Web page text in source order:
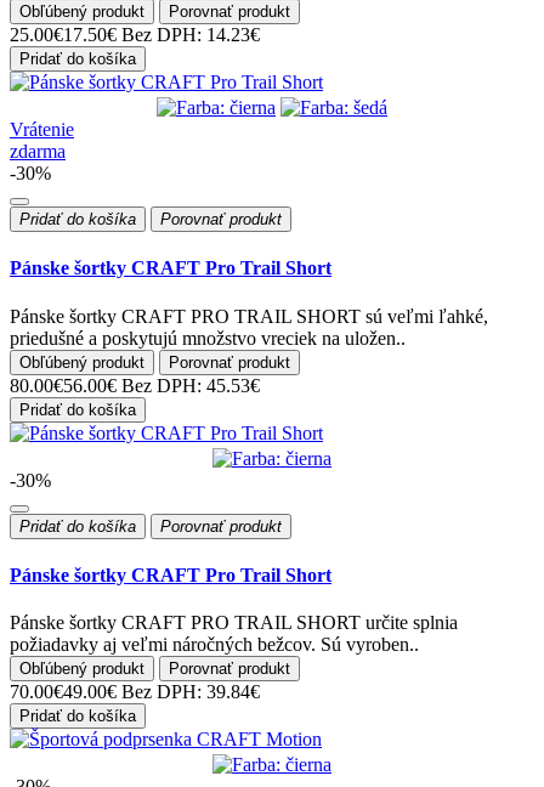
Obľúbený produkt Porovnať produkt
25.00€17.50€ Bez DPH: 14.23€
Pridať do košíka
Vrátenie
zdarma
-30%
Pridať do košíka Porovnať produkt
Pánske šortky CRAFT Pro Trail Short
Pánske šortky CRAFT PRO TRAIL SHORT sú veľmi ľahké,
priedušné a poskytujú množstvo vreciek na uložen..
Obľúbený produkt Porovnať produkt
80.00€56.00€ Bez DPH: 45.53€
Pridať do košíka
-30%
Pridať do košíka Porovnať produkt
Pánske šortky CRAFT Pro Trail Short
Pánske šortky CRAFT PRO TRAIL SHORT určite splnia
požiadavky aj veľmi náročných bežcov. Sú vyroben..
Obľúbený produkt Porovnať produkt
70.00€49.00€ Bez DPH: 39.84€
Pridať do košíka